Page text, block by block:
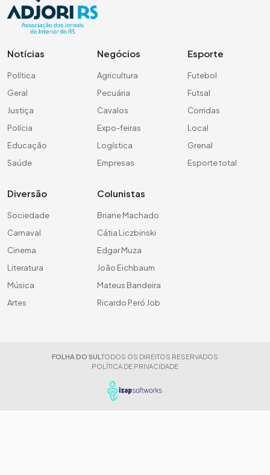
Notícias
Política
Geral
Justiça
Polícia
Educação
Saúde
Negócios
Agricultura
Pecuária
Cavalos
Expo-feiras
Logística
Empresas
Esporte
Futebol
Futsal
Corridas
Local
Grenal
Esporte total
Diversão
Sociedade
Carnaval
Cinema
Literatura
Música
Artes
Colunistas
Briane Machado
Cátia Liczbinski
Edgar Muza
João Eichbaum
Mateus Bandeira
Ricardo Peró Job
FOLHA DO SUL TODOS OS DIREITOS RESERVADOS
POLÍTICA DE PRIVACIDADE